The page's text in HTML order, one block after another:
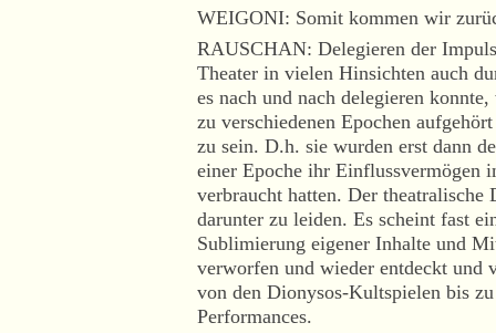
WEIGONI: Somit kommen wir
RAUSCHAN: Delegieren der
Theater in vielen Hinsichten auch
es nach und nach delegieren
zu verschiedenen Epochen
zu sein. D.h. sie wurden erst dann
einer Epoche ihr Einflussvermögen
verbraucht hatten. Der theatralische
darunter zu leiden. Es scheint fast
Sublimierung eigener Inhalte und
verworfen und wieder entdeckt und
von den Dionysos-Kultspielen bis
Performances.